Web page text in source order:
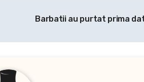
Barbatii au purtat prima